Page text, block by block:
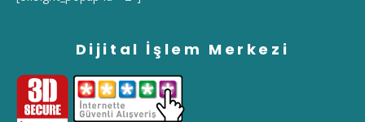
Dijital İşlem Merkezi